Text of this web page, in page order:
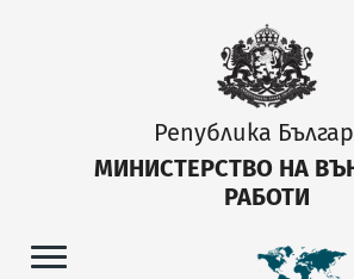
Република
МИНИСТЕРСТВО НА
РАБОТИ